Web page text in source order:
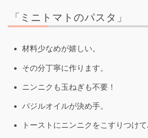
「ミニトマトのパスタ」
材料少なめが嬉しい。
その分丁寧に作ります。
ニンニクも玉ねぎも不要！
バジルオイルが決め手。
トーストにニンニクをこすりつけ